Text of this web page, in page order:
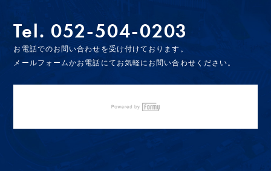
Tel.052-504-0203
お電話でのお問い合わせを受け付けております。
メールフォームかお電話にてお気軽にお問い合わせください。